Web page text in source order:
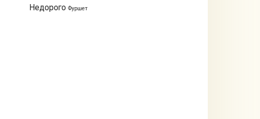
Недорого Фуршет